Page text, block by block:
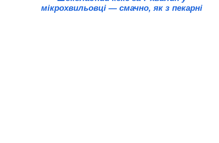
мікрохвильовці — смачно, як з пекарні